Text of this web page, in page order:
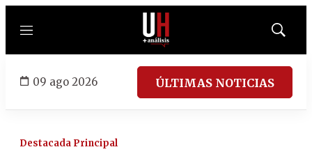
Menú
Mostrar
09 ago 2026 ÚLTIMAS NOTICIAS
Destacada Principal